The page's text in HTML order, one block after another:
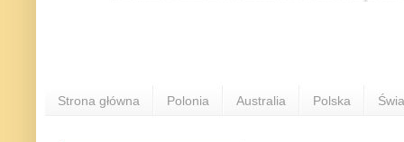
Strona główna Polonia Australia Polska